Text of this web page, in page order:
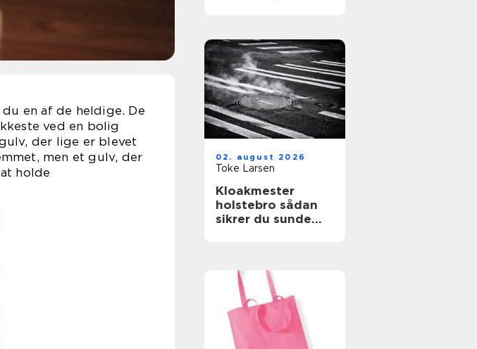
en af de heldige. De
ved en bolig
der lige er blevet
men et gulv, der
holde
02. august 2026
Toke Larsen
Kloakmester
holstebro sådan
sikrer du sunde